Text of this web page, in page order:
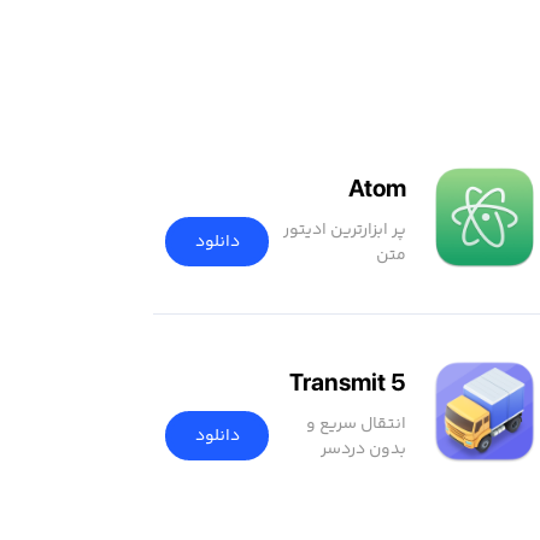
Atom
پر ابزارترین ادیتور
متن
دانلود
Transmit 5
انتقال سریع و
بدون دردسر
دانلود